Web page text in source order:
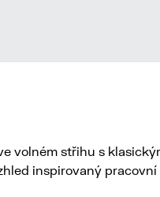
volném střihu s
inspirovaný